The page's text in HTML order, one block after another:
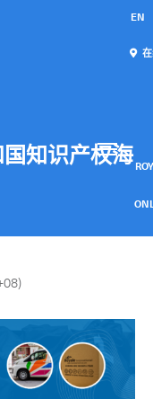
EN
在
知识产权海